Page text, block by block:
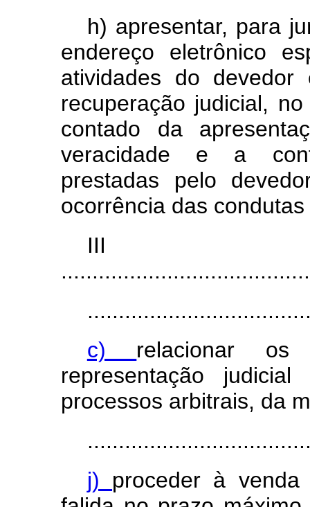
h) apresentar, para
endereço eletrônico
atividades do
recuperação judicial,
contado da
veracidade e a
prestadas pelo
ocorrência das
c) relacionar
representação
processos arbitrais, da
j) proceder à